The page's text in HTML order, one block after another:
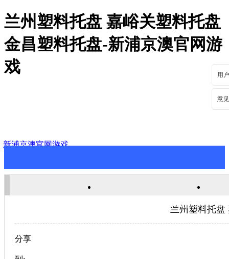
兰州塑料托盘 嘉峪关塑料托盘
金昌塑料托盘-新浦京澳官网游
戏
用
意
新浦京澳官网游戏
关于新浦京澳官网游戏兰州塑料托盘
分享